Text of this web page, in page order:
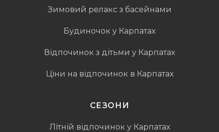
Зимовий релакс з басейнами
Будиночок у Карпатах
Відпочинок з дітьми у Карпатах
Ціни на відпочинок в Карпатах
СЕЗОНИ
Літній відпочинок у Карпатах